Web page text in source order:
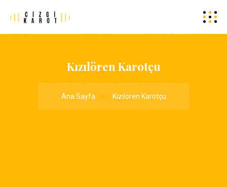
Kızılören Karotçu
Ana Sayfa Kızılören Karotçu